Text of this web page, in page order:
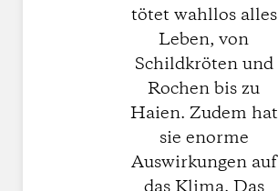
tötet wahllos alles
Leben, von
Schildkröten und
Rochen bis zu
Haien. Zudem hat
sie enorme
Auswirkungen auf